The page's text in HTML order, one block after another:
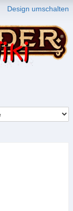
Design umschalten